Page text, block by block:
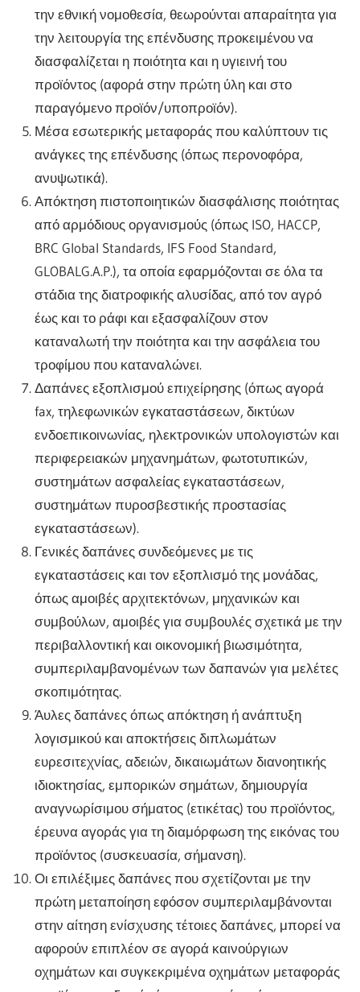
την εθνική νομοθεσία, θεωρούνται απαραίτητα για
την λειτουργία της επένδυσης προκειμένου να
διασφαλίζεται η ποιότητα και η υγιεινή του
προϊόντος (αφορά στην πρώτη ύλη και στο
παραγόμενο προϊόν/υποπροϊόν).
Μέσα εσωτερικής μεταφοράς που καλύπτουν τις
ανάγκες της επένδυσης (όπως περονοφόρα,
ανυψωτικά).
Απόκτηση πιστοποιητικών διασφάλισης ποιότητας
από αρμόδιους οργανισμούς (όπως ISO, HACCP,
BRC Global Standards, IFS Food Standard,
GLOBALG.A.P.), τα οποία εφαρμόζονται σε όλα τα
στάδια της διατροφικής αλυσίδας, από τον αγρό
έως και το ράφι και εξασφαλίζουν στον
καταναλωτή την ποιότητα και την ασφάλεια του
τροφίμου που καταναλώνει.
Δαπάνες εξοπλισμού επιχείρησης (όπως αγορά
fax, τηλεφωνικών εγκαταστάσεων, δικτύων
ενδοεπικοινωνίας, ηλεκτρονικών υπολογιστών και
περιφερειακών μηχανημάτων, φωτοτυπικών,
συστημάτων ασφαλείας εγκαταστάσεων,
συστημάτων πυροσβεστικής προστασίας
εγκαταστάσεων).
Γενικές δαπάνες συνδεόμενες με τις
εγκαταστάσεις και τον εξοπλισμό της μονάδας,
όπως αμοιβές αρχιτεκτόνων, μηχανικών και
συμβούλων, αμοιβές για συμβουλές σχετικά με την
περιβαλλοντική και οικονομική βιωσιμότητα,
συμπεριλαμβανομένων των δαπανών για μελέτες
σκοπιμότητας.
Άυλες δαπάνες όπως απόκτηση ή ανάπτυξη
λογισμικού και αποκτήσεις διπλωμάτων
ευρεσιτεχνίας, αδειών, δικαιωμάτων διανοητικής
ιδιοκτησίας, εμπορικών σημάτων, δημιουργία
αναγνωρίσιμου σήματος (ετικέτας) του προϊόντος,
έρευνα αγοράς για τη διαμόρφωση της εικόνας του
προϊόντος (συσκευασία, σήμανση).
Οι επιλέξιμες δαπάνες που σχετίζονται με την
πρώτη μεταποίηση εφόσον συμπεριλαμβάνονται
στην αίτηση ενίσχυσης τέτοιες δαπάνες, μπορεί να
αφορούν επιπλέον σε αγορά καινούργιων
οχημάτων και συγκεκριμένα οχημάτων μεταφοράς